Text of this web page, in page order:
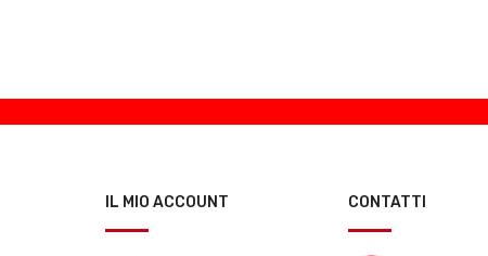
IL MIO ACCOUNT CONTATTI